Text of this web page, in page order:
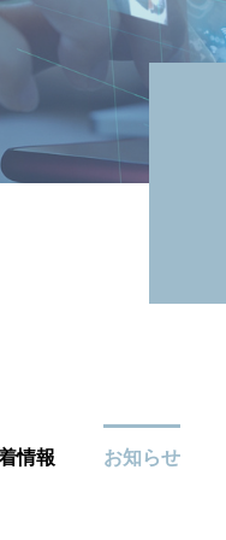
情報 お知らせ